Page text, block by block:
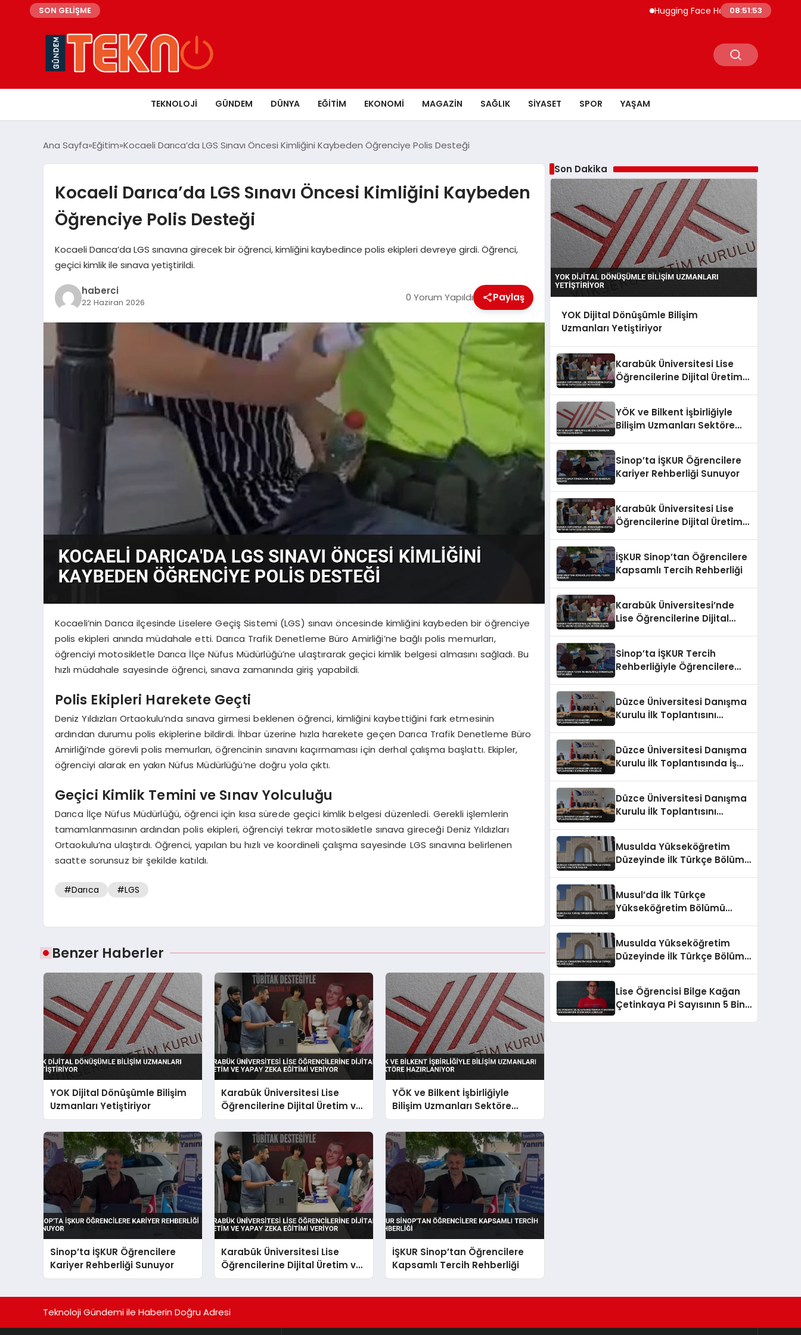
SON GELİŞME Hugging Face Hackleyen OpenAI Ajanı
08:51:54
TEKNOLOJI GÜNDEM DÜNYA EĞITIM EKONOMI MAGAZIN SAĞLIK SIYASET SPOR YAŞAM
Ana Sayfa Eğitim Kocaeli Darıca’da LGS Sınavı Öncesi Kimliğini Kaybeden Öğrenciye Polis Desteği
Kocaeli Darıca’da LGS Sınavı Öncesi Kimliğini Kaybeden
Öğrenciye Polis Desteği
Kocaeli Darıca’da LGS sınavına girecek bir öğrenci, kimliğini kaybedince polis ekipleri devreye girdi. Öğrenci,
geçici kimlik ile sınava yetiştirildi.
haberci
22 Haziran 2026 0 Yorum Yapıldı Paylaş
Kocaeli’nin Darıca ilçesinde Liselere Geçiş Sistemi (LGS) sınavı öncesinde kimliğini kaybeden bir öğrenciye
polis ekipleri anında müdahale etti. Darıca Trafik Denetleme Büro Amirliği’ne bağlı polis memurları,
öğrenciyi motosikletle Darıca İlçe Nüfus Müdürlüğü’ne ulaştırarak geçici kimlik belgesi almasını sağladı. Bu
hızlı müdahale sayesinde öğrenci, sınava zamanında giriş yapabildi.
Polis Ekipleri Harekete Geçti
Deniz Yıldızları Ortaokulu’nda sınava girmesi beklenen öğrenci, kimliğini kaybettiğini fark etmesinin
ardından durumu polis ekiplerine bildirdi. İhbar üzerine hızla harekete geçen Darıca Trafik Denetleme Büro
Amirliği’nde görevli polis memurları, öğrencinin sınavını kaçırmaması için derhal çalışma başlattı. Ekipler,
öğrenciyi alarak en yakın Nüfus Müdürlüğü’ne doğru yola çıktı.
Geçici Kimlik Temini ve Sınav Yolculuğu
Darıca İlçe Nüfus Müdürlüğü, öğrenci için kısa sürede geçici kimlik belgesi düzenledi. Gerekli işlemlerin
tamamlanmasının ardından polis ekipleri, öğrenciyi tekrar motosikletle sınava gireceği Deniz Yıldızları
Ortaokulu’na ulaştırdı. Öğrenci, yapılan bu hızlı ve koordineli çalışma sayesinde LGS sınavına belirlenen
saatte sorunsuz bir şekilde katıldı.
#Darıca #LGS
Benzer Haberler
YOK Dijital Dönüşümle Bilişim
Uzmanları Yetiştiriyor
Karabük Üniversitesi Lise
Öğrencilerine Dijital Üretim ve
Yapay Zeka Eğitimi Veriyor
YÖK ve Bilkent İşbirliğiyle
Bilişim Uzmanları Sektöre
Hazırlanıyor
Sinop’ta İŞKUR Öğrencilere
Kariyer Rehberliği Sunuyor
Karabük Üniversitesi Lise
Öğrencilerine Dijital Üretim ve
Yapay Zeka Eğitimi Veriyor
İŞKUR Sinop’tan Öğrencilere
Kapsamlı Tercih Rehberliği
Son Dakika
YOK Dijital Dönüşümle Bilişim
Uzmanları Yetiştiriyor
Karabük Üniversitesi Lise
Öğrencilerine Dijital Üretim
YÖK ve Bilkent İşbirliğiyle
Bilişim Uzmanları Sektöre
Sinop’ta İŞKUR Öğrencilere
Kariyer Rehberliği Sunuyor
Karabük Üniversitesi Lise
Öğrencilerine Dijital Üretim
İŞKUR Sinop’tan Öğrencilere
Kapsamlı Tercih Rehberliği
Karabük Üniversitesi’nde
Lise Öğrencilerine Dijital
Sinop’ta İŞKUR Tercih
Rehberliğiyle Öğrencilere
Düzce Üniversitesi Danışma
Kurulu İlk Toplantısını
Düzce Üniversitesi Danışma
Kurulu İlk Toplantısında İş
Düzce Üniversitesi Danışma
Kurulu İlk Toplantısını
Musulda Yükseköğretim
Düzeyinde İlk Türkçe Bölümü
Musul’da İlk Türkçe
Yükseköğretim Bölümü
Musulda Yükseköğretim
Düzeyinde İlk Türkçe Bölümü
Lise Öğrencisi Bilge Kağan
Çetinkaya Pi Sayısının 5 Bin
Teknoloji Gündemi ile Haberin Doğru Adresi